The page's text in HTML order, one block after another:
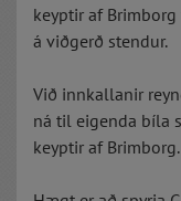
keyptir af
á viðgerð stendur.
Við innkallanir
ná til eigenda bíla
keyptir af Brimborg.